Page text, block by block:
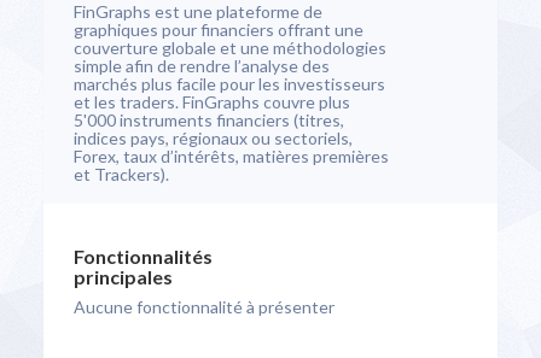
FinGraphs est une plateforme de
graphiques pour financiers offrant une
couverture globale et une méthodologies
simple afin de rendre l’analyse des
marchés plus facile pour les investisseurs
et les traders. FinGraphs couvre plus
5'000 instruments financiers (titres,
indices pays, régionaux ou sectoriels,
Forex, taux d’intérêts, matières premières
et Trackers).
Fonctionnalités
principales
Aucune fonctionnalité à présenter